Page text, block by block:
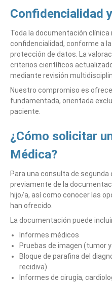
Confidencialidad
Toda la documentación
confidencialidad, conforme a
protección de datos. La
criterios científicos
mediante revisión
Nuestro compromiso es
fundamentada, orientada
paciente.
¿Cómo solicitar
Médica?
Para una consulta de
previamente de la
hijo/a, así como conocer las
han ofrecido.
La documentación puede
Informes médicos
Pruebas de imagen (tumor
Bloque de parafina del
recidiva)
Informes de cirugía,